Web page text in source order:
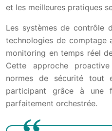
et les meilleures pratiques
Les systèmes de contrôle
technologies de comptage
monitoring en temps réel
Cette approche
normes de sécurité tout
participant grâce à une
parfaitement orchestrée.